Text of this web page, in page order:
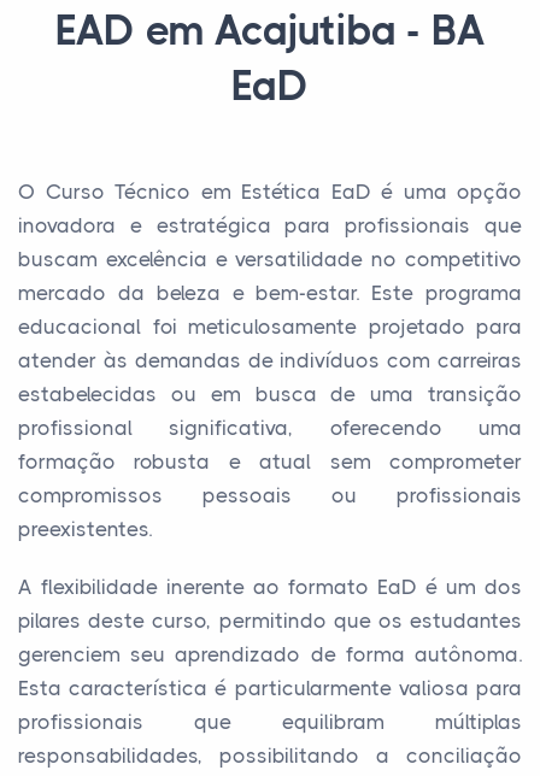
EAD em Acajutiba - BA
EaD
O Curso Técnico em Estética EaD é uma opção
inovadora e estratégica para profissionais que
buscam excelência e versatilidade no competitivo
mercado da beleza e bem-estar. Este programa
educacional foi meticulosamente projetado para
atender às demandas de indivíduos com carreiras
estabelecidas ou em busca de uma transição
profissional significativa, oferecendo uma
formação robusta e atual sem comprometer
compromissos pessoais ou profissionais
preexistentes.
A flexibilidade inerente ao formato EaD é um dos
pilares deste curso, permitindo que os estudantes
gerenciem seu aprendizado de forma autônoma.
Esta característica é particularmente valiosa para
profissionais que equilibram múltiplas
responsabilidades, possibilitando a conciliação